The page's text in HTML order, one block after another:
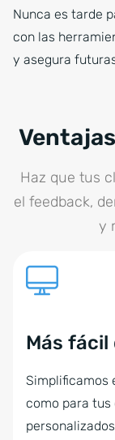
Nunca es tarde
con las
y asegura
Haz que tus
el feedback,
y
Más fácil
Simplificamos
como para